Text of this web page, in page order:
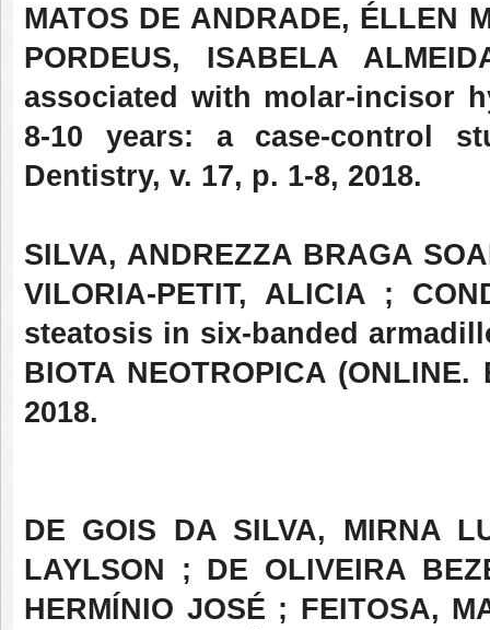
MATOS DE ANDRADE, ÉLLEN
PORDEUS, ISABELA
associated with molar-incisor
8-10 years: a case-control
Dentistry, v. 17, p. 1-8, 2018.
SILVA, ANDREZZA BRAGA
VILORIA-PETIT, ALICIA ;
steatosis in six-banded
BIOTA NEOTROPICA
2018.
DE GOIS DA SILVA, MIRNA
LAYLSON ; DE OLIVEIRA
HERMÍNIO JOSÉ ; FEITOSA,